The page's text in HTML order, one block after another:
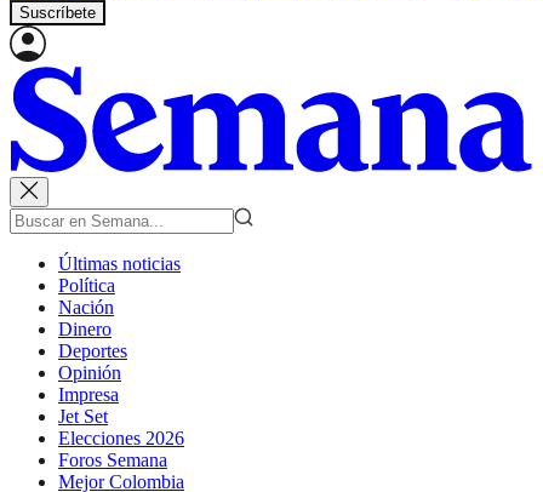
Suscríbete
Últimas noticias
Política
Nación
Dinero
Deportes
Opinión
Impresa
Jet Set
Elecciones 2026
Foros Semana
Mejor Colombia